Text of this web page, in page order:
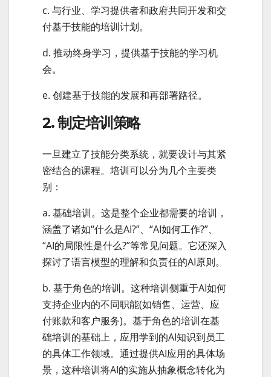
c. 与行业、学习提供者和政府共同开发和交
付基于技能的培训计划。
d. 推动终身学习，提供基于技能的学习机
会。
e. 创建基于技能的发展和再部署路径。
2. 制定培训策略
一旦建立了技能分类系统，就要设计与其紧
密结合的课程。培训可以分为几个主要类
别：
a. 基础培训。这是整个企业都需要的培训，
涵盖了诸如“什么是AI?”、“AI如何工作?”、
“AI的局限性是什么?”等常见问题。它还深入
探讨了语言模型的理解和负责任的AI原则。
b. 基于角色的培训。这种培训侧重于AI如何
支持企业内的不同职能(如销售、运营、应
付账款和客户服务)。基于角色的培训在基
础培训的基础上，应用学到的AI知识到员工
的具体工作领域。通过提供AI应用的具体场
景，这种培训将AI的实施从抽象概念转化为